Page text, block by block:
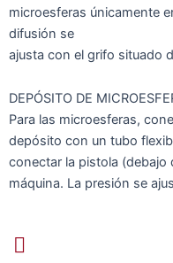
microesferas únicamente
difusión se
ajusta con el grifo situado
DEPÓSITO DE
Para las microesferas,
depósito con un tubo
conectar la pistola (debajo
máquina. La presión se